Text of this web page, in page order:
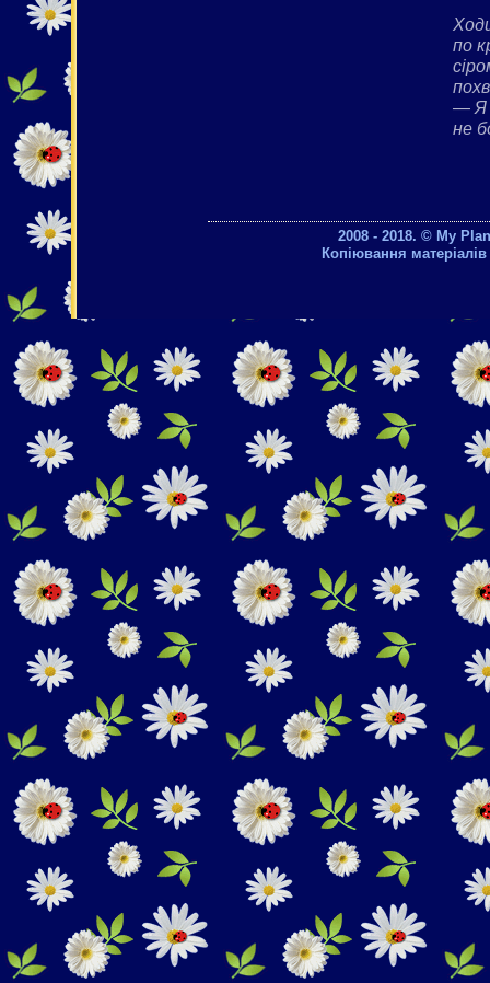
по
— Я
не
2008 - 2018. © My
Копіювання